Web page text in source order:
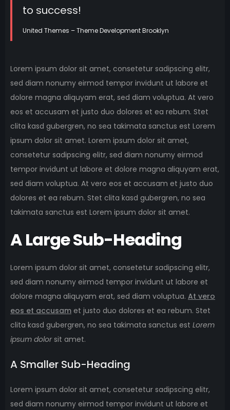
to success!
United Themes – Theme Development Brooklyn
Lorem ipsum dolor sit amet, consetetur sadipscing elitr,
sed diam nonumy eirmod tempor invidunt ut labore et
dolore magna aliquyam erat, sed diam voluptua. At vero
eos et accusam et justo duo dolores et ea rebum. Stet
clita kasd gubergren, no sea takimata sanctus est Lorem
ipsum dolor sit amet. Lorem ipsum dolor sit amet,
consetetur sadipscing elitr, sed diam nonumy eirmod
tempor invidunt ut labore et dolore magna aliquyam erat,
sed diam voluptua. At vero eos et accusam et justo duo
dolores et ea rebum. Stet clita kasd gubergren, no sea
takimata sanctus est Lorem ipsum dolor sit amet.
A Large Sub-Heading
Lorem ipsum dolor sit amet, consetetur sadipscing elitr,
sed diam nonumy eirmod tempor invidunt ut labore et
dolore magna aliquyam erat, sed diam voluptua. At vero
eos et accusam et justo duo dolores et ea rebum. Stet
clita kasd gubergren, no sea takimata sanctus est Lorem
ipsum dolorsit amet.
A Smaller Sub-Heading
Lorem ipsum dolor sit amet, consetetur sadipscing elitr,
sed diam nonumy eirmod tempor invidunt ut labore et